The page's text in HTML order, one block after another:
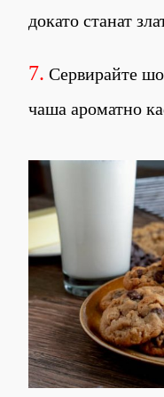
докато станат
7. Сервирайте
чаша ароматно